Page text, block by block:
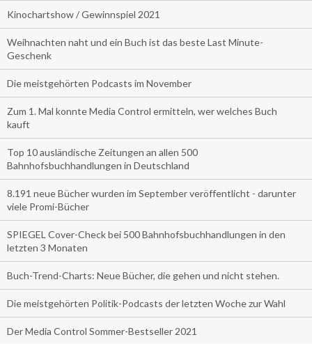
Kinochartshow / Gewinnspiel 2021
Weihnachten naht und ein Buch ist das beste Last Minute-
Geschenk
Die meistgehörten Podcasts im November
Zum 1. Mal konnte Media Control ermitteln, wer welches Buch
kauft
Top 10 ausländische Zeitungen an allen 500
Bahnhofsbuchhandlungen in Deutschland
8.191 neue Bücher wurden im September veröffentlicht - darunter
viele Promi-Bücher
SPIEGEL Cover-Check bei 500 Bahnhofsbuchhandlungen in den
letzten 3 Monaten
Buch-Trend-Charts: Neue Bücher, die gehen und nicht stehen.
Die meistgehörten Politik-Podcasts der letzten Woche zur Wahl
Der Media Control Sommer-Bestseller 2021